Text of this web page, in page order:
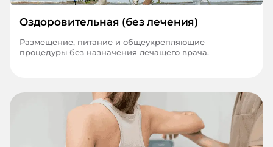
Оздоровительная (без лечения)
Размещение, питание и общеукрепляющие
процедуры без назначения лечащего врача.